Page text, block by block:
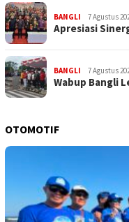
BANGLI 7 Agustus
Apresiasi
BANGLI 7 Agustus
Wabup Bangli
OTOMOTIF